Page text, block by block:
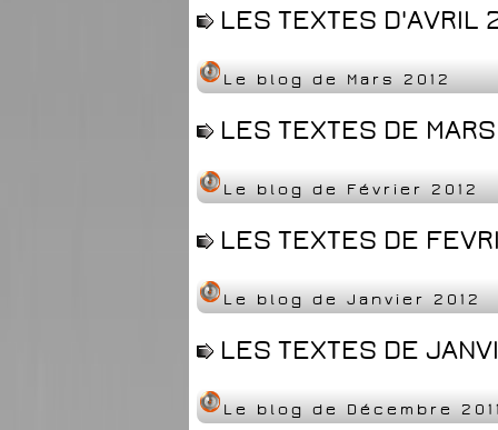
LES TEXTES
Le blog de Mars 2012
LES TEXTES DE
Le blog de Février 2012
LES TEXTES DE
Le blog de Janvier 2012
LES TEXTES DE
Le blog de Décembre